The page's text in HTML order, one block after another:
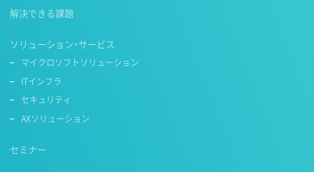
解決できる課題
ソリューション・サービス
マイクロソフトソリューション
ITインフラ
セキュリティ
AXソリューション
セミナー